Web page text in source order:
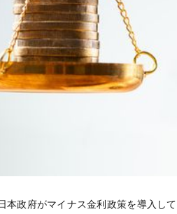
本政府がマイナス金利政策を導入し